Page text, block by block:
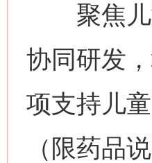
聚焦儿
协同研发
项支持儿
（限药品